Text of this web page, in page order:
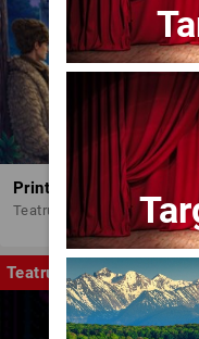
Printesele fermecate
Teatrul Amzei
Teatru